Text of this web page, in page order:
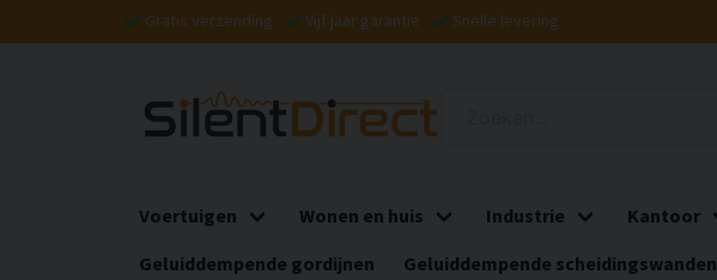
Gratis verzending Vijf jaar garantie Snelle levering
Voertuigen Wonen en huis Industrie Kantoor
Geluiddempende gordijnen
Geluiddempende scheidingswanden